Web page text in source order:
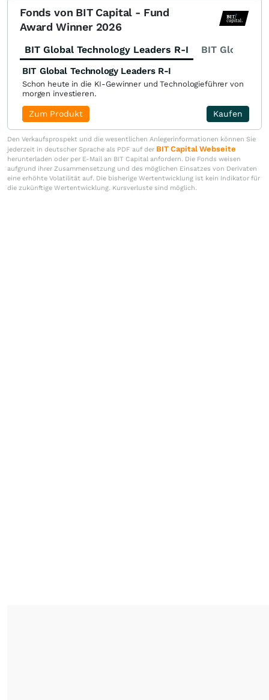
Fonds von BIT Capital - Fund
Award Winner 2026
BIT Global Technology Leaders R-I BIT Global
BIT Global Technology Leaders R-I
Schon heute in die KI-Gewinner und Technologieführer von
morgen investieren.
Kaufen
Zum Produkt
Den Verkaufsprospekt und die wesentlichen Anlegerinformationen können Sie
jederzeit in deutscher Sprache als PDF auf der BIT Capital Webseite
herunterladen oder per E-Mail an BIT Capital anfordern. Die Fonds weisen
aufgrund ihrer Zusammensetzung und des möglichen Einsatzes von Derivaten
eine erhöhte Volatilität auf. Die bisherige Wertentwicklung ist kein Indikator für
die zukünftige Wertentwicklung. Kursverluste sind möglich.